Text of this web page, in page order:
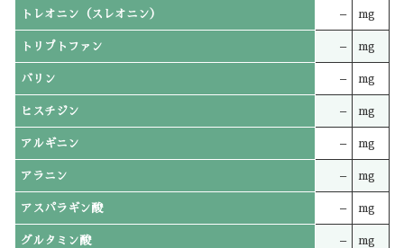
トレオニン（スレオニン） – mg
トリプトファン – mg
バリン – mg
ヒスチジン – mg
アルギニン – mg
アラニン – mg
アスパラギン酸 – mg
グルタミン酸 – mg